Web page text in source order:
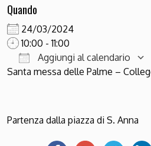
Quando
24/03/2024
10:00 - 11:00
Aggiungi al calendario
Download ICS
Santa messa delle Palme –
Partenza dalla piazza di S. Anna